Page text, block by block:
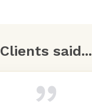
Clients said...